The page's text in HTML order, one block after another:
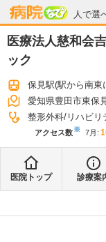
人で選
病院なび
医療法人慈和会
ック
保見駅(駅から南東
愛知県豊田市東保
整形外科 リハビ
アクセス数※ 7月 :
医院トップ 診療案